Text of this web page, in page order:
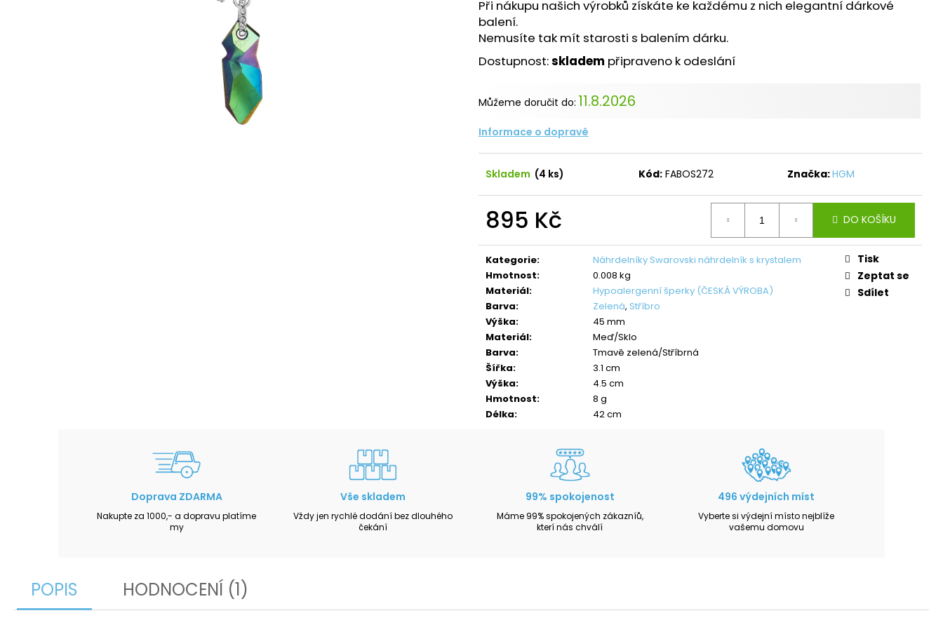
Při nákupu našich výrobků získáte ke každému z nich elegantní dárkové
balení.
Nemusíte tak mít starosti s balením dárku.
Dostupnost:skladem připraveno k odeslání
Můžeme doručit do: 11.8.2026
Informace o dopravě
Skladem (4 ks) Kód: FABOS272 Značka:HGM
895 Kč
cena:
DO KOŠÍKU
Kategorie:
Náhrdelníky Swarovski náhrdelník s krystalem
Hmotnost:
0.008 kg
Materiál:
Hypoalergenní šperky (ČESKÁ VÝROBA)
Barva: Zelená, Stříbro
Výška:
45 mm
Materiál:
Meď/Sklo
Barva:
Tmavě zelená/Stříbrná
Šířka:
3.1 cm
Výška:
4.5 cm
Hmotnost:
8 g
Délka: 42 cm
Tisk
Zeptat se
Sdílet
Doprava ZDARMA
Nakupte za 1000,- a dopravu platíme
my
Vše skladem
Vždy jen rychlé dodání bez dlouhého
čekání
99% spokojenost
Máme 99% spokojených zákazníů,
kterí nás chválí
496 výdejních míst
Vyberte si výdejní místo nejblíže
vašemu domovu
POPIS HODNOCENÍ (1)
NÁHRDELNÍK KOLEČKO A HRUŠKY NÁHRDELNÍK ANDĚL ŠTĚSTÍ LIGHT
SAPPHIRE
420 Kč
Původně:699 Kč